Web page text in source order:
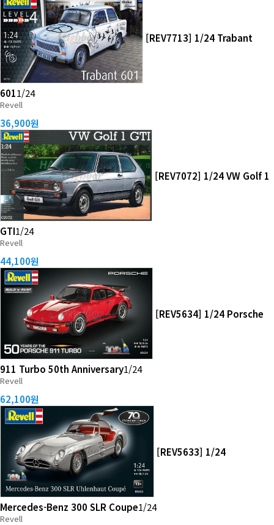
[REV7713] 1/24 Trabant
6011/24
Revell
36,900원
[REV7072] 1/24 VW Golf 1
GTI1/24
Revell
44,100원
[REV5634] 1/24 Porsche
911 Turbo 50th Anniversary1/24
Revell
62,100원
[REV5633] 1/24
Mercedes-Benz 300 SLR Coupe1/24
Revell